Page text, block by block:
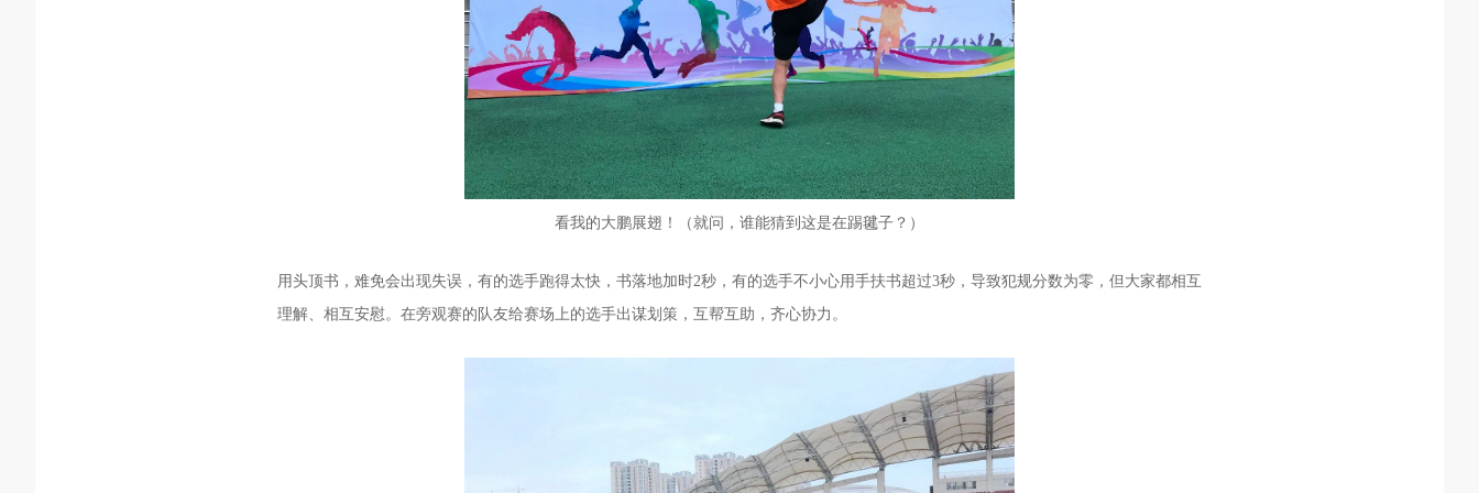
看我的大鹏展翅！（就问，谁能猜到这是在踢毽子？）
用头顶书，难免会出现失误，有的选手跑得太快，书落地加时2秒，有的选手不小心用手扶书超过3秒，导致犯规分数为零，但大家都相互
理解、相互安慰。在旁观赛的队友给赛场上的选手出谋划策，互帮互助，齐心协力。